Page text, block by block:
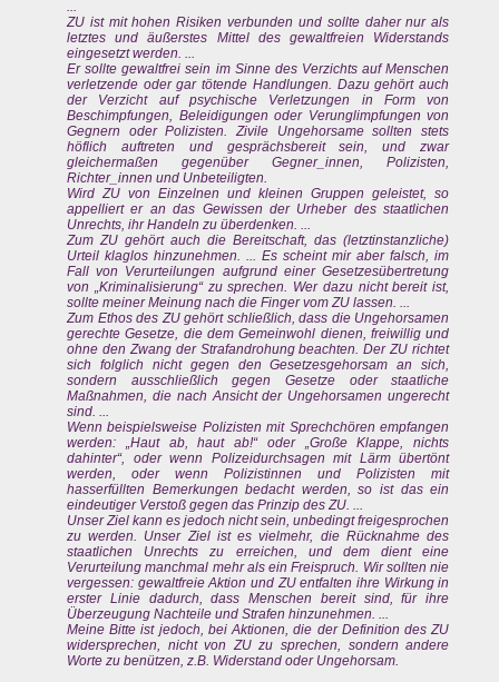
ZU ist mit hohen Risiken verbunden und sollte daher nur als
letztes und äußerstes Mittel des gewaltfreien Widerstands
eingesetzt werden. ...
Er sollte gewaltfrei sein im Sinne des Verzichts auf Menschen
verletzende oder gar tötende Handlungen. Dazu gehört auch
der Verzicht auf psychische Verletzungen in Form von
Beschimpfungen, Beleidigungen oder Verunglimpfungen von
Gegnern oder Polizisten. Zivile Ungehorsame sollten stets
höflich auftreten und gesprächsbereit sein, und zwar
gleichermaßen gegenüber Gegner_innen, Polizisten,
Richter_innen und Unbeteiligten.
Wird ZU von Einzelnen und kleinen Gruppen geleistet, so
appelliert er an das Gewissen der Urheber des staatlichen
Unrechts, ihr Handeln zu überdenken. ...
Zum ZU gehört auch die Bereitschaft, das (letztinstanzliche)
Urteil klaglos hinzunehmen. ... Es scheint mir aber falsch, im
Fall von Verurteilungen aufgrund einer Gesetzesübertretung
von „Kriminalisierung“ zu sprechen. Wer dazu nicht bereit ist,
sollte meiner Meinung nach die Finger vom ZU lassen. ...
Zum Ethos des ZU gehört schließlich, dass die Ungehorsamen
gerechte Gesetze, die dem Gemeinwohl dienen, freiwillig und
ohne den Zwang der Strafandrohung beachten. Der ZU richtet
sich folglich nicht gegen den Gesetzesgehorsam an sich,
sondern ausschließlich gegen Gesetze oder staatliche
Maßnahmen, die nach Ansicht der Ungehorsamen ungerecht
sind. ...
Wenn beispielsweise Polizisten mit Sprechchören empfangen
werden: „Haut ab, haut ab!“ oder „Große Klappe, nichts
dahinter“, oder wenn Polizeidurchsagen mit Lärm übertönt
werden, oder wenn Polizistinnen und Polizisten mit
hasserfüllten Bemerkungen bedacht werden, so ist das ein
eindeutiger Verstoß gegen das Prinzip des ZU. ...
Unser Ziel kann es jedoch nicht sein, unbedingt freigesprochen
zu werden. Unser Ziel ist es vielmehr, die Rücknahme des
staatlichen Unrechts zu erreichen, und dem dient eine
Verurteilung manchmal mehr als ein Freispruch. Wir sollten nie
vergessen: gewaltfreie Aktion und ZU entfalten ihre Wirkung in
erster Linie dadurch, dass Menschen bereit sind, für ihre
Überzeugung Nachteile und Strafen hinzunehmen. ...
Meine Bitte ist jedoch, bei Aktionen, die der Definition des ZU
widersprechen, nicht von ZU zu sprechen, sondern andere
Worte zu benützen, z.B. Widerstand oder Ungehorsam.